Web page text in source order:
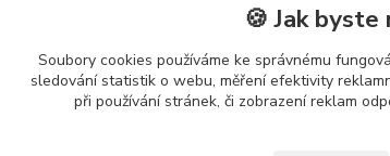
🍪 Jak byste
Soubory cookies používáme ke správnému
sledování statistik o webu, měření efektivity
při používání stránek, či zobrazení reklam